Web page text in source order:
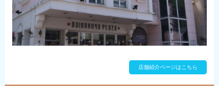
店舗紹介ページはこちら